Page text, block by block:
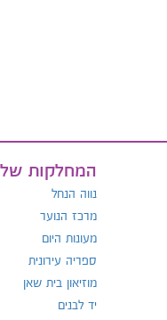
המחלקות
נווה הנחל
מרכז הנוער
מעונות היום
ספריה עירונית
מוזיאון בית שאן
יד לבנים